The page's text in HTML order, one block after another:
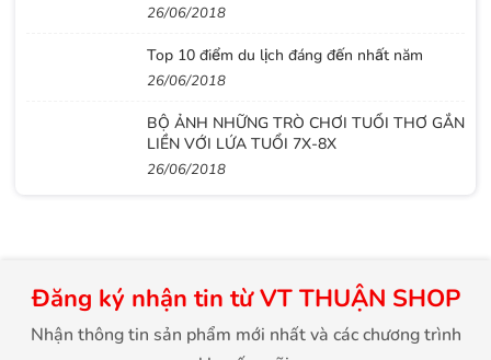
26/06/2018
Top 10 điểm du lịch đáng đến nhất năm
26/06/2018
BỘ ẢNH NHỮNG TRÒ CHƠI TUỔI THƠ GẮN
LIỀN VỚI LỨA TUỔI 7X-8X
26/06/2018
Đăng ký nhận tin từ VT THUẬN SHOP
Nhận thông tin sản phẩm mới nhất và các chương trình